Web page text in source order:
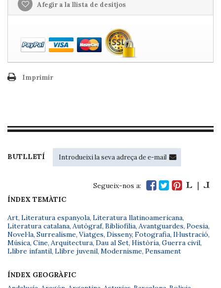
Afegir a la llista de desitjos
Imprimir
BUTLLETÍ
Segueix-nos a:
ÍNDEX TEMÀTIC
Art, Literatura espanyola, Literatura llatinoamericana,
Literatura catalana, Autògraf, Bibliofília, Avantguardes, Poesia,
Novel·la, Surrealisme, Viatges, Disseny, Fotografia, Il·lustració,
Música, Cine, Arquitectura, Dau al Set, Història, Guerra civil,
Llibre infantil, Llibre juvenil, Modernisme, Pensament
ÍNDEX GEOGRÀFIC